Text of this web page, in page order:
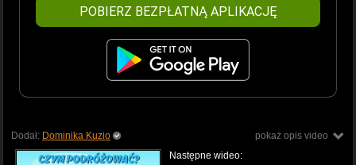
POBIERZ BEZPŁATNĄ APLIKACJĘ
pokaż opis video
Dodał: Dominika Kuzio
Następne wideo: